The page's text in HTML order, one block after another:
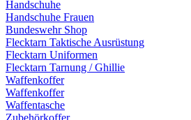
Handschuhe
Handschuhe Frauen
Bundeswehr Shop
Flecktarn Taktische Ausrüstung
Flecktarn Uniformen
Flecktarn Tarnung / Ghillie
Waffenkoffer
Waffenkoffer
Waffentasche
Zubehörkoffer